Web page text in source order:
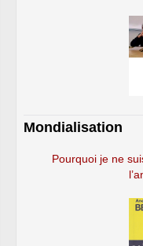
Mondialisation
Pourquoi je ne